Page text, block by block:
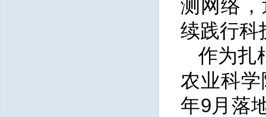
测网络
续践行科
作为扎
农业科
年9月落